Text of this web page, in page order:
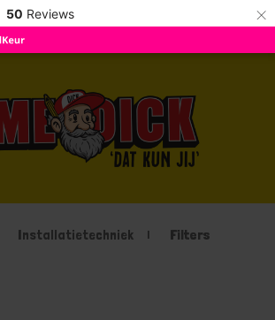
50 Reviews ×
Installatietechniek Filters